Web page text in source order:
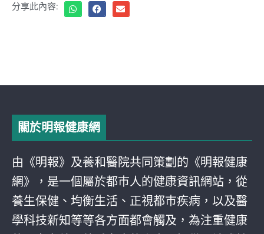
分享此內容:
關於明報健康網
由《明報》及養和醫院共同策劃的《明報健康
網》，是一個屬於都巿人的健康資訊網站，從
養生保健、均衡生活、正視都巿疾病，以及醫
學科技新知等等各方面都會觸及，為注重健康